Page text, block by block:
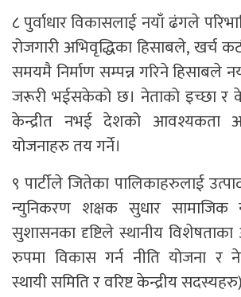
८ पुर्वाधार विकासलाई नयाँ ढंगले
रोजगारी अभिवृद्धिका हिसाबले, खर्च
समयमै निर्माण सम्पन्न गरिने हिसाबले
जरूरी भईसकेको छ। नेताको इच्छा र
केन्द्रीत नभई देशको आवश्यकता
योजनाहरु तय गर्ने।
९ पार्टीले जितेका पालिकाहरुलाई
न्युनिकरण शक्षक सुधार सामाजिक
सुशासनका दृष्टिले स्थानीय
रुपमा विकास गर्न नीति योजना र
स्थायी समिति र वरिष्ट केन्द्रीय सदस्यहरु)